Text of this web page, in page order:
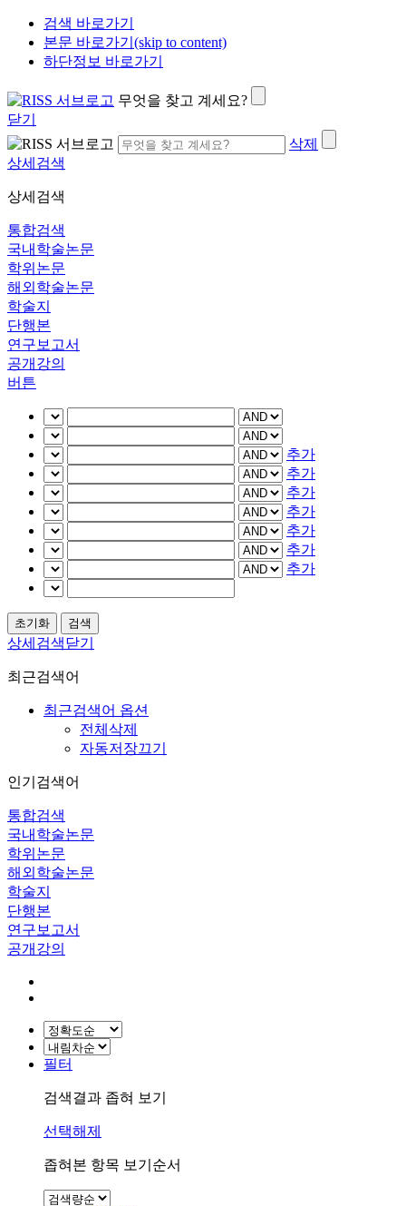
검색 바로가기
본문 바로가기(skip to content)
하단정보 바로가기
무엇을 찾고 계세요?
닫기
삭제
상세검색
상세검색
통합검색
국내학술논문
학위논문
해외학술논문
학술지
단행본
연구보고서
공개강의
버튼
추가
추가
추가
추가
추가
추가
추가
상세검색닫기
최근검색어
최근검색어 옵션
전체삭제
자동저장끄기
인기검색어
통합검색
국내학술논문
학위논문
해외학술논문
학술지
단행본
연구보고서
공개강의
필터
검색결과 좁혀 보기
선택해제
좁혀본 항목 보기순서